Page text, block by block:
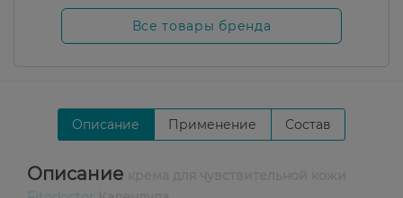
Все товары бренда
Описание Применение Состав
Описание